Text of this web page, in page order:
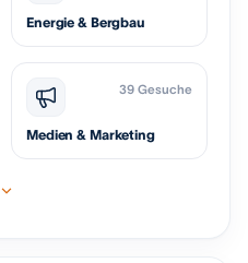
Energie & Bergbau
39 Gesuche
Medien & Marketing